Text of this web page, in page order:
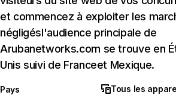
et commencez à exploiter les
négligésl'audience principale de
Arubanetworks.com se trouve en
Unis suivi de Franceet Mexique.
Pays
Tous les